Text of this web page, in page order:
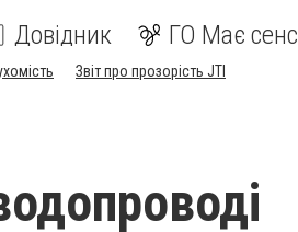
Довідник ГО Має сенс
Звіт про прозорість JTI